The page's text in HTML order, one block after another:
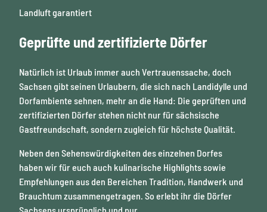
Landluft garantiert
Geprüfte und zertifizierte Dörfer
Natürlich ist Urlaub immer auch Vertrauenssache, doch
Sachsen gibt seinen Urlaubern, die sich nach Landidylle und
Dorfambiente sehnen, mehr an die Hand: Die geprüften und
zertifizierten Dörfer stehen nicht nur für sächsische
Gastfreundschaft, sondern zugleich für höchste Qualität.
Neben den Sehenswürdigkeiten des einzelnen Dorfes
haben wir für euch auch kulinarische Highlights sowie
Empfehlungen aus den Bereichen Tradition, Handwerk und
Brauchtum zusammengetragen. So erlebt ihr die Dörfer